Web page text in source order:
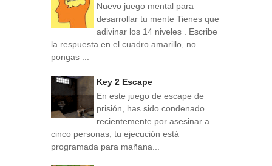
Nuevo juego mental para
desarrollar tu mente Tienes que
adivinar los 14 niveles . Escribe
la respuesta en el cuadro amarillo, no
pongas ...
Key 2 Escape
En este juego de escape de
prisión, has sido condenado
recientemente por asesinar a
cinco personas, tu ejecución está
programada para mañana...